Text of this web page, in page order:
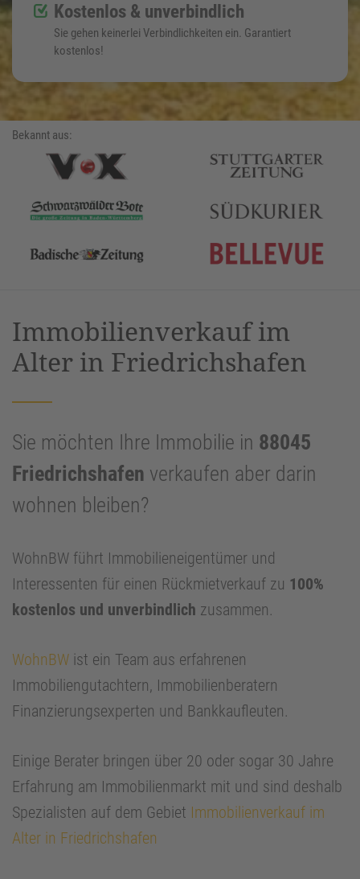
Kostenlos & unverbindlich
Sie gehen keinerlei Verbindlichkeiten ein. Garantiert
kostenlos!
Bekannt aus:
Immobilienverkauf im
Alter in Friedrichshafen
Sie möchten Ihre Immobilie in 88045
Friedrichshafen verkaufen aber darin
wohnen bleiben?
WohnBW führt Immobilieneigentümer und
Interessenten für einen Rückmietverkauf zu 100%
kostenlos und unverbindlich zusammen.
WohnBW ist ein Team aus erfahrenen
Immobiliengutachtern, Immobilienberatern
Finanzierungsexperten und Bankkaufleuten.
Einige Berater bringen über 20 oder sogar 30 Jahre
Erfahrung am Immobilienmarkt mit und sind deshalb
Spezialisten auf dem Gebiet Immobilienverkauf im
Alter in Friedrichshafen